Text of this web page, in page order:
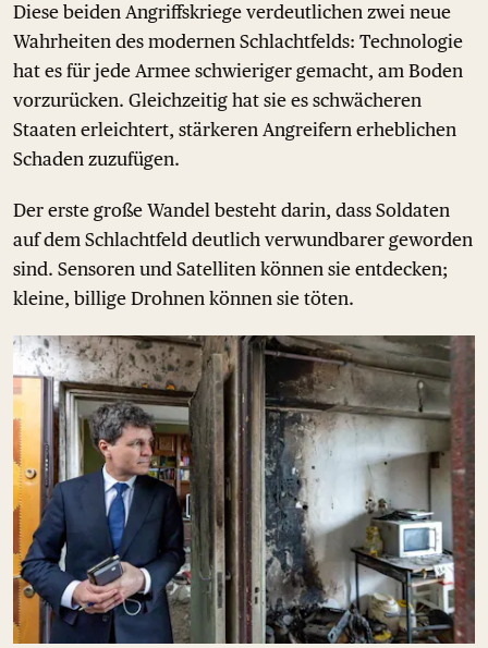
Diese beiden Angriffskriege verdeutlichen zwei neue
Wahrheiten des modernen Schlachtfelds: Technologie
hat es für jede Armee schwieriger gemacht, am Boden
vorzurücken. Gleichzeitig hat sie es schwächeren
Staaten erleichtert, stärkeren Angreifern erheblichen
Schaden zuzufügen.
Der erste große Wandel besteht darin, dass Soldaten
auf dem Schlachtfeld deutlich verwundbarer geworden
sind. Sensoren und Satelliten können sie entdecken;
kleine, billige Drohnen können sie töten.